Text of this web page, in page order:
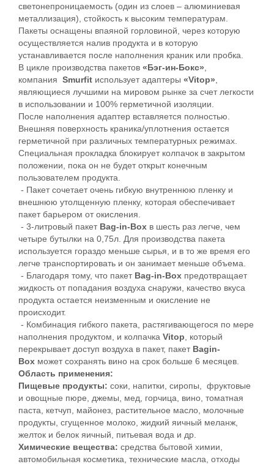
светонепроницаемость (один из слоев – алюминиевая
металлизация), стойкость к высоким температурам.
Пакеты оснащены впаяной горловиной, через которую
осуществляется налив продукта и в которую
устанавливается после наполнения краник или пробка.
В цикле производства пакетов «Бэг-ин-Бокс»,
компания Smurfit использует адаптеры «Vitop»,
являющиеся лучшими на мировом рынке за счет легкости
в использовании и 100% герметичной изоляции.
После наполнения адаптер вставляется полностью.
Внешняя поверхность краника/уплотнения остается
герметичной при различных температурных режимах.
Специальная прокладка блокирует колпачок в закрытом
положении, пока он не будет открыт конечным
пользователем продукта.
- Пакет сочетает очень гибкую внутреннюю пленку и
внешнюю утолщенную пленку, которая обеспечивает
пакет барьером от окисления.
- 3-литровый пакет Bag-in-Box в шесть раз легче, чем
четыре бутылки на 0,75л. Для производства пакета
используется гораздо меньше сырья, и в то же время его
легче транспортировать и он занимает меньше объема.
- Благодаря тому, что пакет Bag-in-Box предотвращает
жидкость от попадания воздуха снаружи, качество вкуса
продукта остается неизменным и окисление не
происходит.
- Комбинация гибкого пакета, растягивающегося по мере
наполнения продуктом, и колпачка Vitop, который
перекрывает доступ воздуха в пакет, пакет Bagin-
Box может сохранять вино на срок больше 6 месяцев.
Область применения:
Пищевые продукты: соки, напитки, сиропы, фруктовые
и овощные пюре, джемы, мед, горчица, вино, томатная
паста, кетчуп, майонез, растительное масло, молочные
продукты, сгущенное молоко, жидкий яичный меланж,
желток и белок яичный, питьевая вода и др.
Химические вещества: средства бытовой химии,
автомобильная косметика, технические масла, отходы